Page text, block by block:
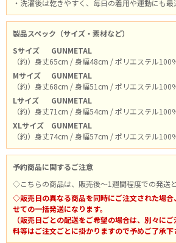
・洗濯後は乾きやすく、毎日の着用や運動にも最
製品スペック（サイズ・素材など）
Sサイズ
GUNMETAL
（約）身丈65cm / 身幅48cm / ポリエステル100
Mサイズ
GUNMETAL
（約）身丈68cm / 身幅51cm / ポリエステル100
Lサイズ
GUNMETAL
（約）身丈71cm / 身幅54cm / ポリエステル100
XLサイズ
GUNMETAL
（約）身丈74cm / 身幅57cm / ポリエステル100
予約商品に関するご注意
◇こちらの商品は、販売後～1週間程度での発送と
◇販売日の異なる商品を同時にご注文された場合
せての一括発送になります。
（販売日ごとの配送をご希望の場合は、別々に
料等はご注文ごとに掛かりますので予めご了承下